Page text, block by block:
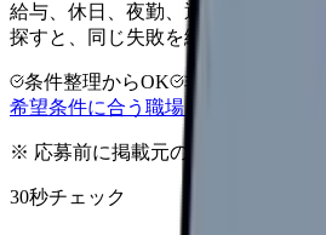
給与、休日、夜勤、通勤、人間関
探すと、同じ失敗を繰り返しにくく
条件整理からOK 非公開求人あり
希望条件に合う職場を相談する
※ 応募前に掲載元の最新情報を確
30秒チェック